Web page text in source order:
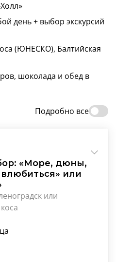
день + выбор экскурсий
(ЮНЕСКО), Балтийская
шоколада и обед в
Подробно все
«Море, дюны,
или
или